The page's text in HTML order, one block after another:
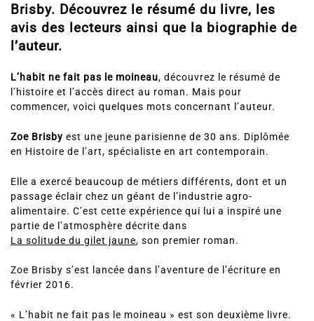
Brisby. Découvrez le résumé du livre, les
avis des lecteurs ainsi que la biographie de
l’auteur.
L’habit ne fait pas le moineau, découvrez le résumé de
l’histoire et l’accès direct au roman. Mais pour
commencer, voici quelques mots concernant l’auteur.
Zoe Brisby est une jeune parisienne de 30 ans. Diplômée
en Histoire de l’art, spécialiste en art contemporain.
Elle a exercé beaucoup de métiers différents, dont et un
passage éclair chez un géant de l’industrie agro-
alimentaire. C’est cette expérience qui lui a inspiré une
partie de l’atmosphère décrite dans
La solitude du gilet jaune, son premier roman.
Zoe Brisby s’est lancée dans l’aventure de l’écriture en
février 2016.
« L’habit ne fait pas le moineau » est son deuxième livre.